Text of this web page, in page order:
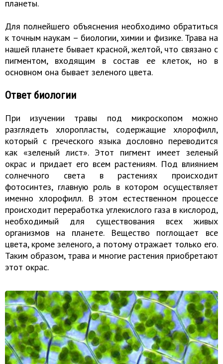
планеты.
Для полнейшего объяснения необходимо обратиться
к точным наукам – биологии, химии и физике. Трава на
нашей планете бывает красной, желтой, что связано с
пигментом, входящим в состав ее клеток, но в
основном она бывает зеленого цвета.
Ответ биологии
При изучении травы под микроскопом можно
разглядеть хлоропласты, содержащие хлорофилл,
который с греческого языка дословно переводится
как «зеленый лист». Этот пигмент имеет зеленый
окрас и придает его всем растениям. Под влиянием
солнечного света в растениях происходит
фотосинтез, главную роль в котором осуществляет
именно хлорофилл. В этом естественном процессе
происходит переработка углекислого газа в кислород,
необходимый для существования всех живых
организмов на планете. Вещество поглощает все
цвета, кроме зеленого, а потому отражает только его.
Таким образом, трава и многие растения приобретают
этот окрас.